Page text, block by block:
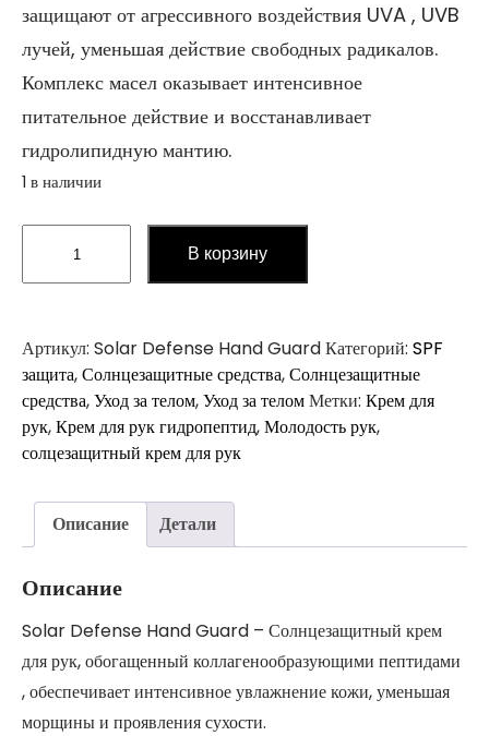
защищают от агрессивного воздействия UVA , UVB
лучей, уменьшая действие свободных радикалов.
Комплекс масел оказывает интенсивное
питательное действие и восстанавливает
гидролипидную мантию.
1 в наличии
Solar
Hand
Guard
–
Солнцезащитный
крем
рук
В корзину
Артикул: Solar Defense Hand GuardКатегорий: SPF
защита,Солнцезащитные средства,Солнцезащитные
средства,Уход за телом,Уход за теломМетки: Крем для
рук,Крем для рук гидропептид,Молодость рук,
солцезащитный крем для рук
Описание Детали
Описание
Solar Defense Hand Guard – Солнцезащитный крем
для рук, обогащенный коллагенообразующими пептидами
, обеспечивает интенсивное увлажнение кожи, уменьшая
морщины и проявления сухости.